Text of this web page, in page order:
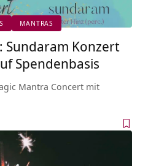
MANTRAS
Sundaram Konzert
Spendenbasis
Mantra Concert mit